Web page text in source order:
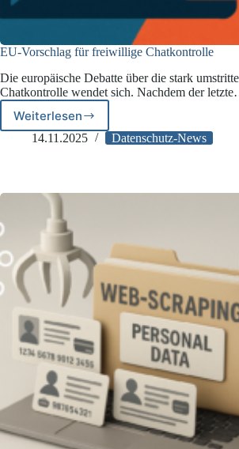
EU-Vorschlag für freiwillige Chatkontrolle
Die europäische Debatte über die stark
Chatkontrolle wendet sich. Nachdem der
Weiterlesen
EU-
Vorschlag
14.11.2025 Datenschutz-News